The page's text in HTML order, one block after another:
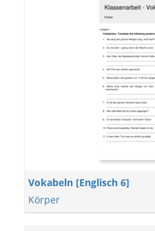
Vokabeln [Englisch 6]
Körper